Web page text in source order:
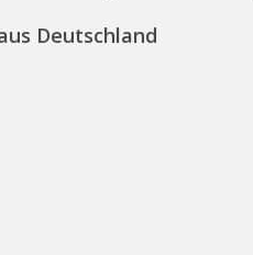
Deutschland